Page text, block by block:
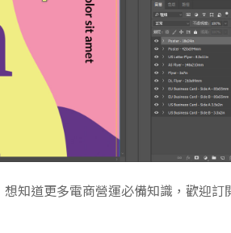
想知道更多電商營運必備知識，歡迎訂